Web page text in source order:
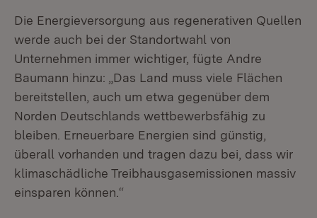
Die Energieversorgung aus regenerativen Quellen
werde auch bei der Standortwahl von
Unternehmen immer wichtiger, fügte Andre
Baumann hinzu: „Das Land muss viele Flächen
bereitstellen, auch um etwa gegenüber dem
Norden Deutschlands wettbewerbsfähig zu
bleiben. Erneuerbare Energien sind günstig,
überall vorhanden und tragen dazu bei, dass wir
klimaschädliche Treibhausgasemissionen massiv
einsparen können.“